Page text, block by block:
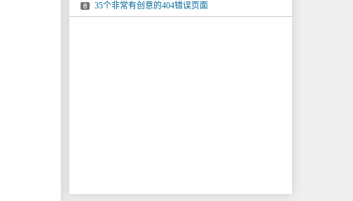
35个非常有创意的404错误页面